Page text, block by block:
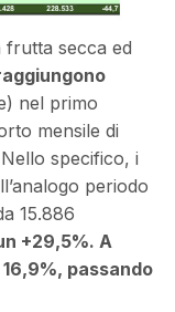
frutta secca ed
nel primo
mensile di
specifico, i
periodo
15.886
+29,5%. A
passando